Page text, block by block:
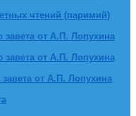
чтений (паримий)
завета от А.П. Лопухина
завета от А.П. Лопухина
от А.П. Лопухина